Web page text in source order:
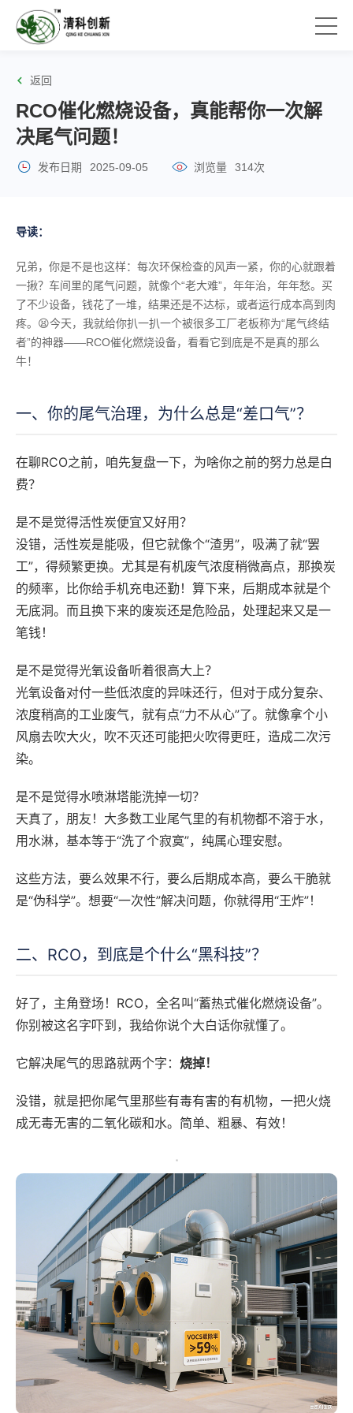
返回
RCO催化燃烧设备，真能帮你一次解
决尾气问题！
发布日期 2025-09-05 浏览量 314次
导读：
兄弟，你是不是也这样：每次环保检查的风声一紧，你的心就跟着
一揪？车间里的尾气问题，就像个“老大难”，年年治，年年愁。买
了不少设备，钱花了一堆，结果还是不达标，或者运行成本高到肉
疼。😫今天，我就给你扒一扒一个被很多工厂老板称为“尾气终结
者”的神器——RCO催化燃烧设备，看看它到底是不是真的那么
牛！
一、你的尾气治理，为什么总是“差口气”？
在聊RCO之前，咱先复盘一下，为啥你之前的努力总是白
费？
是不是觉得活性炭便宜又好用？
没错，活性炭是能吸，但它就像个“渣男”，吸满了就“罢
工”，得频繁更换。尤其是有机废气浓度稍微高点，那换炭
的频率，比你给手机充电还勤！算下来，后期成本就是个
无底洞。而且换下来的废炭还是危险品，处理起来又是一
笔钱！
是不是觉得光氧设备听着很高大上？
光氧设备对付一些低浓度的异味还行，但对于成分复杂、
浓度稍高的工业废气，就有点“力不从心”了。就像拿个小
风扇去吹大火，吹不灭还可能把火吹得更旺，造成二次污
染。
是不是觉得水喷淋塔能洗掉一切？
天真了，朋友！大多数工业尾气里的有机物都不溶于水，
用水淋，基本等于“洗了个寂寞”，纯属心理安慰。
这些方法，要么效果不行，要么后期成本高，要么干脆就
是“伪科学”。想要“一次性”解决问题，你就得用“王炸”！
二、RCO，到底是个什么“黑科技”？
好了，主角登场！RCO，全名叫“蓄热式催化燃烧设备”。
你别被这名字吓到，我给你说个大白话你就懂了。
它解决尾气的思路就两个字： 烧掉！
没错，就是把你尾气里那些有毒有害的有机物，一把火烧
成无毒无害的二氧化碳和水。简单、粗暴、有效！